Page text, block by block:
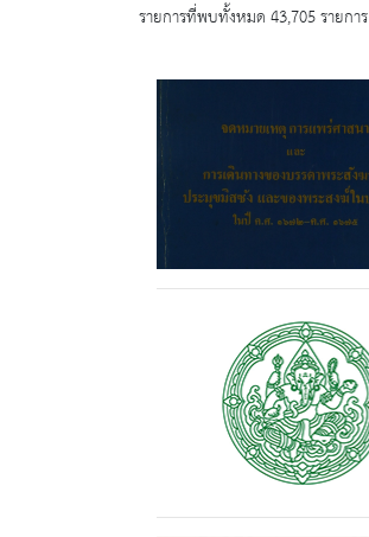
รายการที่พบทั้งหมด 43,705 รายการ